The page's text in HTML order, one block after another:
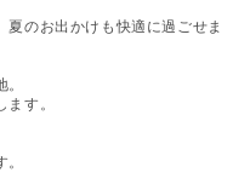
のお出かけも快適に過ごせま
す。